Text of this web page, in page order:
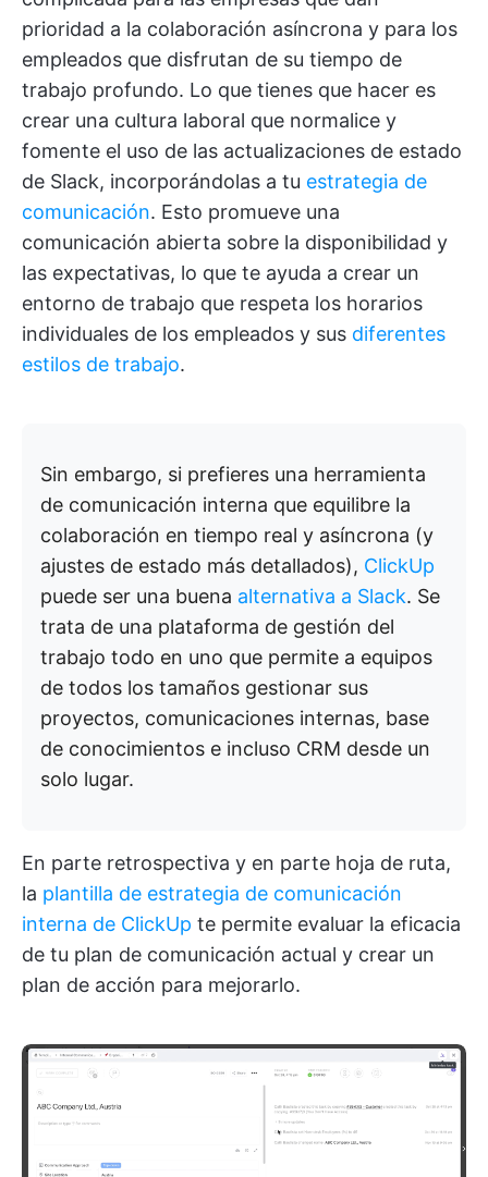
prioridad a la colaboración asíncrona y para los
empleados que disfrutan de su tiempo de
trabajo profundo. Lo que tienes que hacer es
crear una cultura laboral que normalice y
fomente el uso de las actualizaciones de estado
de Slack, incorporándolas a tu estrategia de
comunicación. Esto promueve una
comunicación abierta sobre la disponibilidad y
las expectativas, lo que te ayuda a crear un
entorno de trabajo que respeta los horarios
individuales de los empleados y sus diferentes
estilos de trabajo.
Sin embargo, si prefieres una herramienta
de comunicación interna que equilibre la
colaboración en tiempo real y asíncrona (y
ajustes de estado más detallados), ClickUp
puede ser una buena alternativa a Slack. Se
trata de una plataforma de gestión del
trabajo todo en uno que permite a equipos
de todos los tamaños gestionar sus
proyectos, comunicaciones internas, base
de conocimientos e incluso CRM desde un
solo lugar.
En parte retrospectiva y en parte hoja de ruta,
la plantilla de estrategia de comunicación
interna de ClickUp te permite evaluar la eficacia
de tu plan de comunicación actual y crear un
plan de acción para mejorarlo.